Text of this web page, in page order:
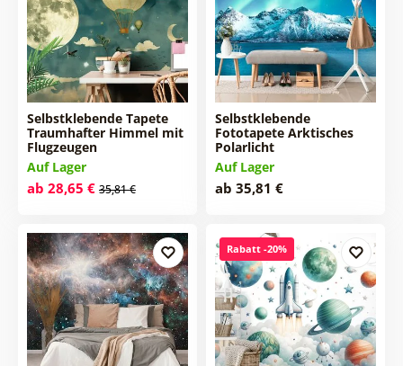
Selbstklebende Tapete
Traumhafter Himmel mit
Flugzeugen
Auf Lager
ab 28,65 € 35,81 €
Selbstklebende
Fototapete Arktisches
Polarlicht
Auf Lager
ab 35,81 €
Rabatt -20%